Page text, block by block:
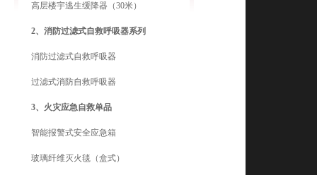
高层楼宇逃生缓降器（30米）
2、消防过滤式自救呼吸器系列
消防过滤式自救呼吸器
过滤式消防自救呼吸器
3、火灾应急自救单品
智能报警式安全应急箱
玻璃纤维灭火毯（盒式）